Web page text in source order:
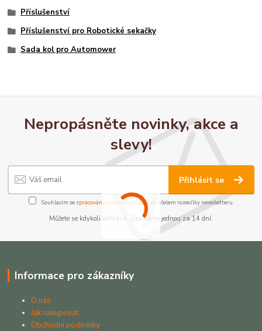
Příslušenství
Příslušenství pro Robotické sekačky
Sada kol pro Automower
Nepropásněte novinky, akce a
slevy!
Přihlásit se
Souhlasím se zpracováním osobních údajůza účelem rozesílky newsletteru.
Můžete se kdykoli odhlásit. Zasíláme jednou za 14 dní.
Informace pro zákazníky
O nás
Jak nakupovat
Obchodní podmínky